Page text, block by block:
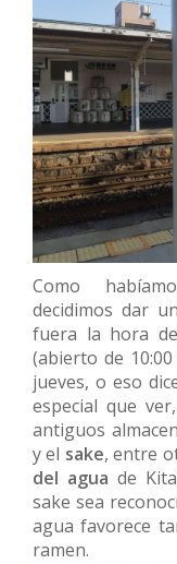
Como
decidimos dar
fuera la hora
(abierto de
jueves, o eso
especial que
antiguos
y el sake, entre
del agua de
sake sea
agua favorece
ramen.